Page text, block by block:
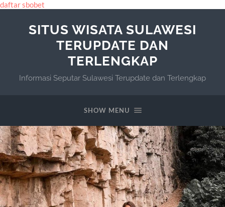
daftar sbobet
SITUS WISATA SULAWESI
TERUPDATE DAN
TERLENGKAP
Informasi Seputar Sulawesi Terupdate dan Terlengkap
SHOW MENU